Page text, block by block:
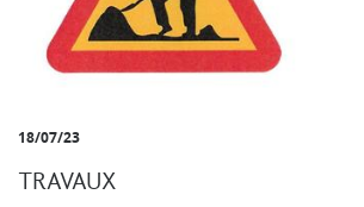
18/07/23
TRAVAUX